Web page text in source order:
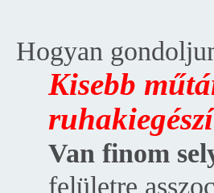
Hogyan
Kisebb
Van finom
felületre